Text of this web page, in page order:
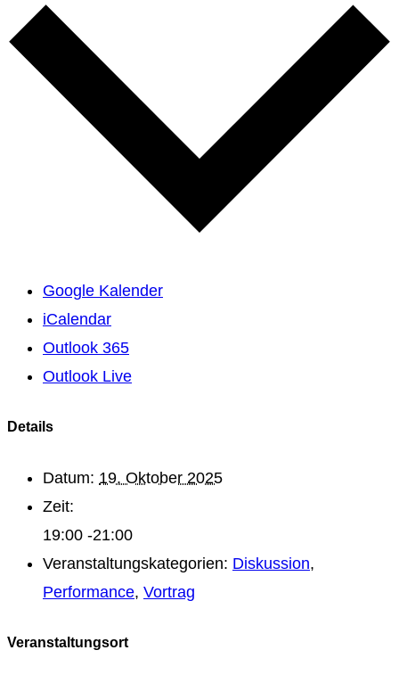
Google Kalender
iCalendar
Outlook 365
Outlook Live
Details
Datum: 19. Oktober 2025
Zeit:
19:00 -21:00
Veranstaltungskategorien: Diskussion,
Performance, Vortrag
Veranstaltungsort